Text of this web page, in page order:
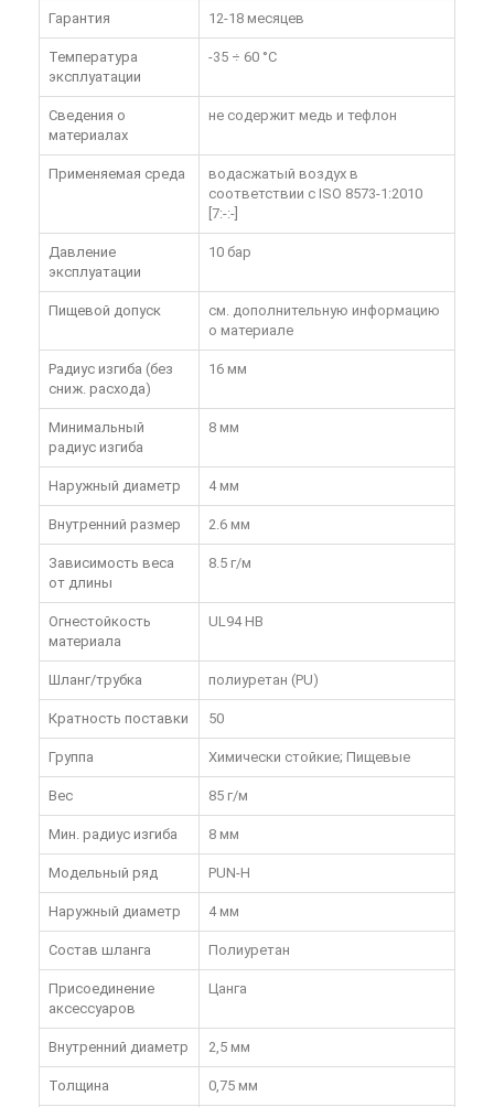
Гарантия 12-18 месяцев
Температура
эксплуатации
-35 ÷ 60 °C
Сведения о
материалах
не содержит медь и тефлон
Применяемая среда
водасжатый воздух в
соответствии с ISO 8573-1:2010
[7:-:-]
Давление
эксплуатации
10 бар
Пищевой допуск
см. дополнительную информацию
о материале
Радиус изгиба (без
сниж. расхода)
16 мм
Минимальный
радиус изгиба
8 мм
Наружный диаметр 4 мм
Внутренний размер 2.6 мм
Зависимость веса
от длины
8.5 г/м
Огнестойкость
материала
UL94 HB
Шланг/трубка полиуретан (PU)
Кратность поставки 50
Группа Химически стойкие; Пищевые
Вес 85 г/м
Мин. радиус изгиба 8 мм
Модельный ряд PUN-H
Наружный диаметр 4 мм
Состав шланга Полиуретан
Присоединение
аксессуаров
Цанга
Внутренний диаметр 2,5 мм
Толщина 0,75 мм